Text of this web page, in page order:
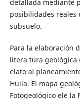
detallada me­diante
posibilidades reales
subsuelo.
Para la elaboración
litera­ tura geológica
elato al
Huila. El mapa
Fotogeológico ele la